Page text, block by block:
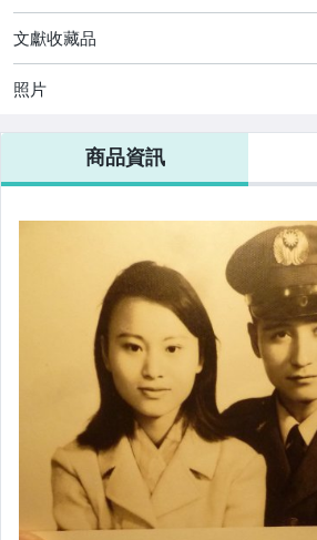
文獻收藏品
照片
商品資訊